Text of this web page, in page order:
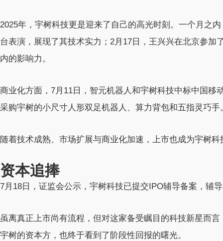
2025年，宇树科技更是迎来了自己的高光时刻。一个月之
台表演，展现了其技术实力；2月17日，王兴兴在北京参
内的影响力。
商业化方面，7月11日，智元机器人和宇树科技中标中国移
采购宇树的小尺寸人形双足机器人、算力背包和五指灵巧手
随着技术成熟、市场扩展与商业化加速，上市也成为宇树
资本追捧
7月18日，证监会公示，宇树科技已提交IPO辅导备案，辅
虽离真正上市尚有流程，但对这家备受瞩目的科技新星而
宇树的资本方，也终于看到了阶段性回报的曙光。